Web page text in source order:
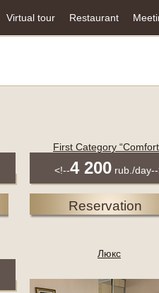
Virtual tour Restaurant
First Category
<!--4 200 rub./
Reservation
Люкс